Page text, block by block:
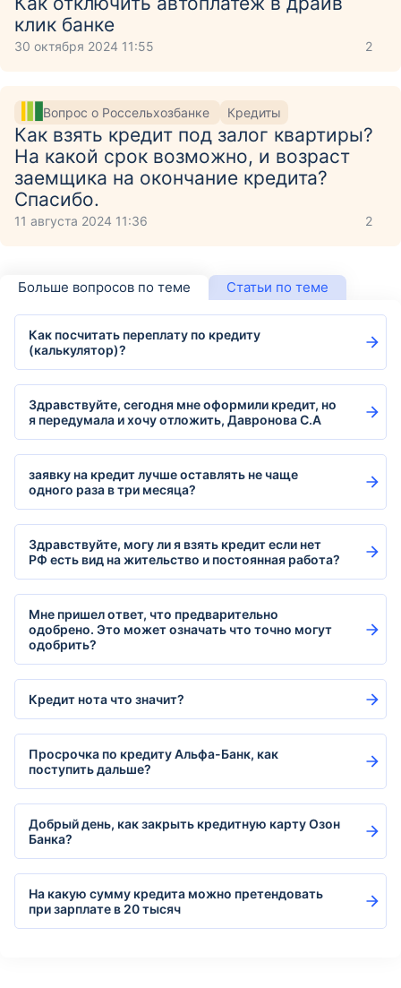
клик банке
30 октября 2024 11:55 2
Вопрос о Россельхозбанке Кредиты
Как взять кредит под залог квартиры?
На какой срок возможно, и возраст
заемщика на окончание кредита?
Спасибо.
11 августа 2024 11:36 2
Больше вопросов по теме Статьи по теме
Как посчитать переплату по кредиту
(калькулятор)?
Здравствуйте, сегодня мне оформили кредит, но
я передумала и хочу отложить, Давронова С.А
заявку на кредит лучше оставлять не чаще
одного раза в три месяца?
Здравствуйте, могу ли я взять кредит если нет
РФ есть вид на жительство и постоянная работа?
Мне пришел ответ, что предварительно
одобрено. Это может означать что точно могут
одобрить?
Кредит нота что значит?
Просрочка по кредиту Альфа-Банк, как
поступить дальше?
Добрый день, как закрыть кредитную карту Озон
Банка?
На какую сумму кредита можно претендовать
при зарплате в 20 тысяч